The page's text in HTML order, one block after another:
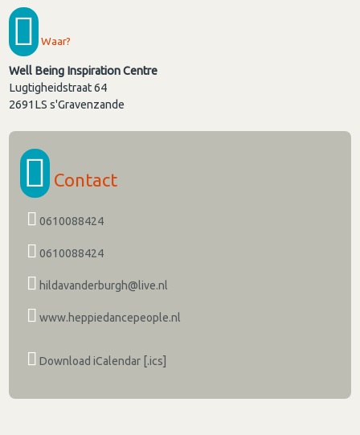
Waar?
Well Being Inspiration Centre
Lugtigheidstraat 64
2691LS s'Gravenzande
Contact
0610088424
0610088424
hildavanderburgh@live.nl
www.heppiedancepeople.nl
Download iCalendar [.ics]